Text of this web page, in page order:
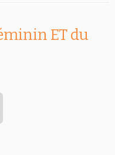
ET du